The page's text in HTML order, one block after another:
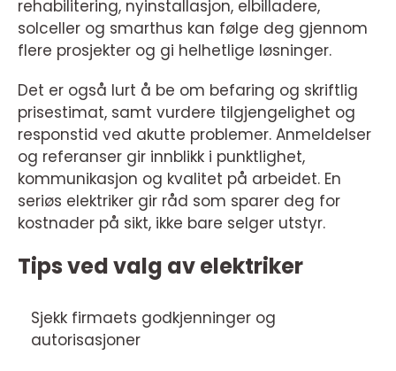
rehabilitering, nyinstallasjon, elbilladere,
solceller og smarthus kan følge deg gjennom
flere prosjekter og gi helhetlige løsninger.
Det er også lurt å be om befaring og skriftlig
prisestimat, samt vurdere tilgjengelighet og
responstid ved akutte problemer. Anmeldelser
og referanser gir innblikk i punktlighet,
kommunikasjon og kvalitet på arbeidet. En
seriøs elektriker gir råd som sparer deg for
kostnader på sikt, ikke bare selger utstyr.
Tips ved valg av elektriker
Sjekk firmaets godkjenninger og
autorisasjoner